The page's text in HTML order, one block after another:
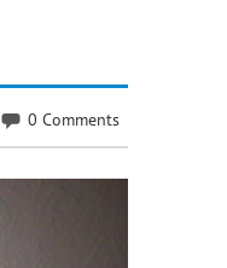
0 Comments